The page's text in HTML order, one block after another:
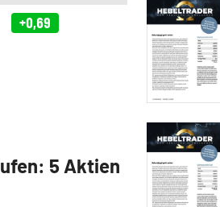
+0,69
5 Aktien